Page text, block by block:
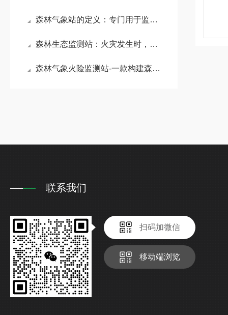
森林气象站的定义：专门用于监测森林生态系统内气象要素的专业设备
森林生态监测站：火灾发生时，天蔚环境系统提供实时气象数据支持灭火工作
森林气象火险监测站-一款构建森林防火立体网络的森林气象站2024全+境+派+送
联系我们
扫码加微信
移动端浏览